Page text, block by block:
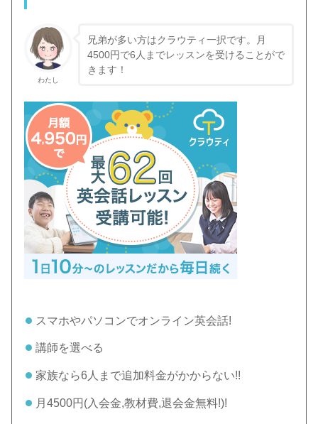
わたし
兄弟が多い方はクラウティ一択です。月
4500円で6人までレッスンを受けることがで
きます！
スマホやパソコンでオンライン英会話!
講師を選べる
家族なら6人まで追加料金がかからない!!
月4500円(入会金,教材費,退会金無料!)!